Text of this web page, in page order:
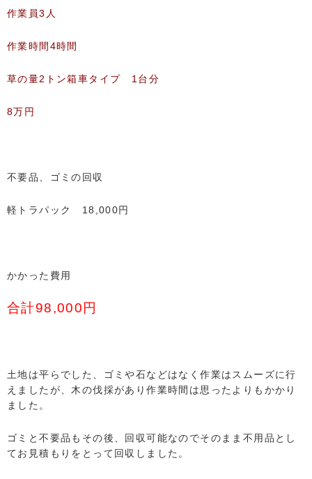
作業員3人
作業時間4時間
草の量2トン箱車タイプ 1台分
8万円
不要品、ゴミの回収
軽トラパック 18,000円
かかった費用
合計98,000円
土地は平らでした、ゴミや石などはなく作業はスムーズに行
えましたが、木の伐採があり作業時間は思ったよりもかかり
ました。
ゴミと不要品もその後、回収可能なのでそのまま不用品とし
てお見積もりをとって回収しました。